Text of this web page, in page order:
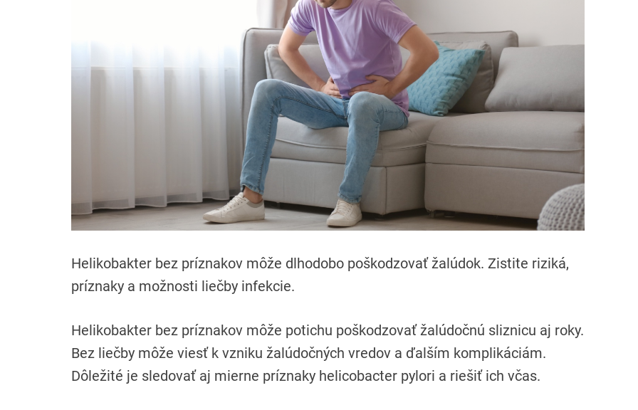
a
d
t
i
m
e
Helikobakter bez príznakov môže dlhodobo poškodzovať žalúdok. Zistite riziká,
príznaky a možnosti liečby infekcie.
Helikobakter bez príznakov môže potichu poškodzovať žalúdočnú sliznicu aj roky.
Bez liečby môže viesť k vzniku žalúdočných vredov a ďalším komplikáciám.
Dôležité je sledovať aj mierne príznaky helicobacter pylori a riešiť ich včas.